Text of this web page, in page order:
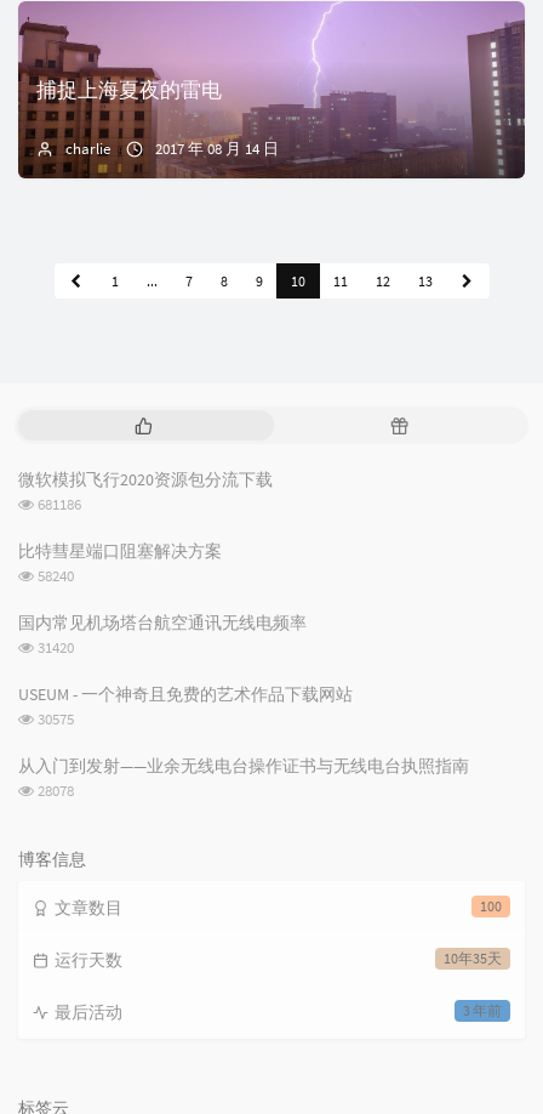
捕捉上海夏夜的雷电
charlie 2017 年 08 月 14 日
1 ... 7 8 9 10 11 12 13
文
章
随
微软模拟飞行2020资源包分流下载
浏
次
数:
681186
比特彗星端口阻塞解决方案
浏
次
数:
58240
国内常见机场塔台航空通讯无线电频率
浏
次
31420
USEUM - 一个神奇且免费的艺术作品下载网站
浏
次
数:
30575
从入门到发射——业余无线电台操作证书与无线电台执照指南
浏
数:
28078
博客信息
100
文章数目
10年35天
运行天数
3 年前
最后活动
标签云